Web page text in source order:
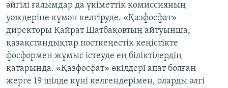
әйгілі ғалымдар да үкіметтік комиссияның
уәждеріне күмән келтіруде. «Қазфосфат»
директоры Қайрат Шатбақовтың айтуынша,
қазақстандықтар посткеңестік кеңістікте
фосформен жұмыс істеуде ең біліктілердің
қатарында. «Қазфосфат» өкілдері апат болған
жерге 19 шілде күні келгендерімен, оларды әлгі